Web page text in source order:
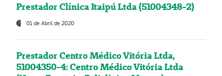
Prestador Clínica Itaipú Ltda (51004348-2)
01 de Abril de 2020
Prestador Centro Médico Vitória Ltda,
51004350-4: Centro Médico Vitória Ltda